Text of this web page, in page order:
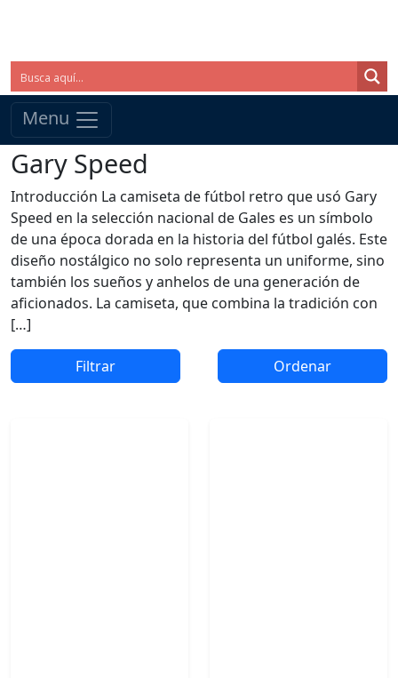
Menu
Gary Speed
Introducción La camiseta de fútbol retro que usó Gary
Speed en la selección nacional de Gales es un símbolo
de una época dorada en la historia del fútbol galés. Este
diseño nostálgico no solo representa un uniforme, sino
también los sueños y anhelos de una generación de
aficionados. La camiseta, que combina la tradición con
[…]
Filtrar Ordenar